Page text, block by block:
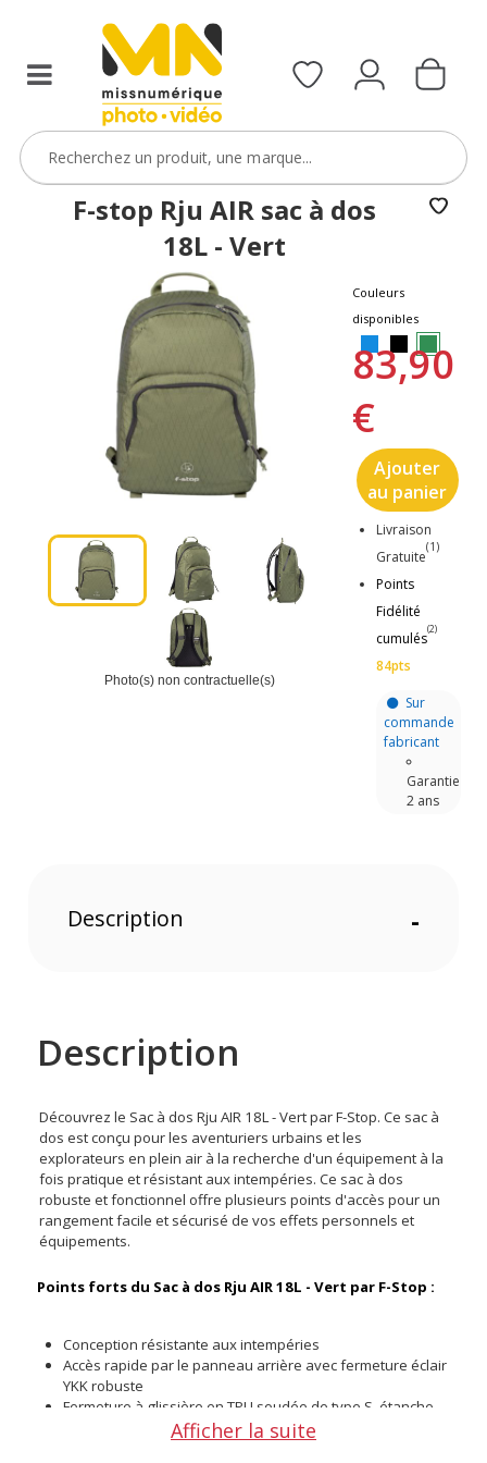
F-stop Rju AIR sac à dos
18L - Vert
Photo(s) non contractuelle(s)
Couleurs
disponibles
83,90
€
Ajouter
au panier
Livraison
Gratuite
(1)
Points
Fidélité
cumulés
(2)
84pts
Sur
commande
fabricant
Garantie
2 ans
Description -
Description
Découvrez le Sac à dos Rju AIR 18L - Vert par F-Stop. Ce sac à
dos est conçu pour les aventuriers urbains et les
explorateurs en plein air à la recherche d'un équipement à la
fois pratique et résistant aux intempéries. Ce sac à dos
robuste et fonctionnel offre plusieurs points d'accès pour un
rangement facile et sécurisé de vos effets personnels et
équipements.
Points forts du Sac à dos Rju AIR 18L - Vert par F-Stop :
Conception résistante aux intempéries
Accès rapide par le panneau arrière avec fermeture éclair
YKK robuste
Fermeture à glissière en TPU soudée de type S, étanche,
pour un accès par le hautAfficher la suite